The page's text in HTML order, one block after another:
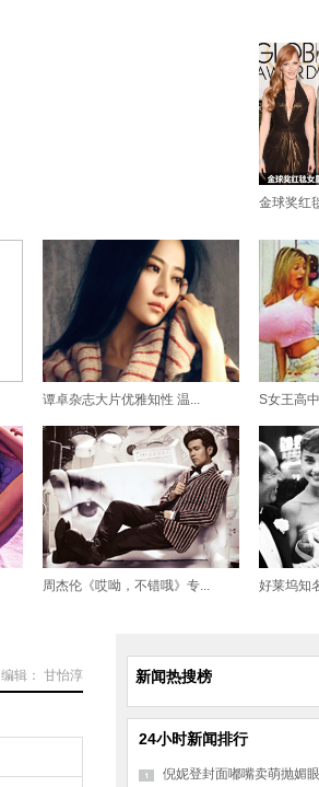
金球奖红
谭卓杂志大片优雅知性 温... S女王高
周杰伦《哎呦，不错哦》专... 好莱坞知
编辑： 甘怡淳 新闻热搜榜
24小时新闻排行
倪妮登封面嘟嘴卖萌抛媚